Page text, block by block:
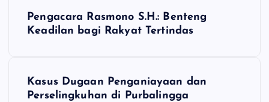
NPengacara Rasmono S.H.: Benteng
Keadilan bagi Rakyat Tertindas
Kasus Dugaan Penganiayaan dan
Perselingkuhan di Purbalingga